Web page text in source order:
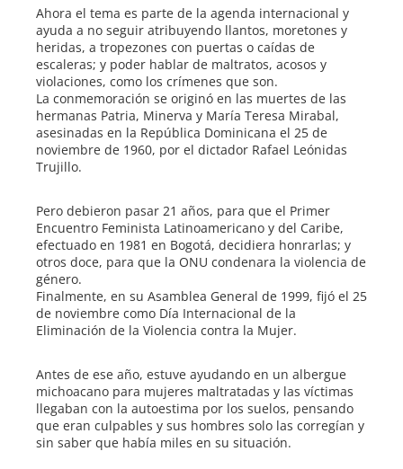
Ahora el tema es parte de la agenda internacional y
ayuda a no seguir atribuyendo llantos, moretones y
heridas, a tropezones con puertas o caídas de
escaleras; y poder hablar de maltratos, acosos y
violaciones, como los crímenes que son.
La conmemoración se originó en las muertes de las
hermanas Patria, Minerva y María Teresa Mirabal,
asesinadas en la República Dominicana el 25 de
noviembre de 1960, por el dictador Rafael Leónidas
Trujillo.
Pero debieron pasar 21 años, para que el Primer
Encuentro Feminista Latinoamericano y del Caribe,
efectuado en 1981 en Bogotá, decidiera honrarlas; y
otros doce, para que la ONU condenara la violencia de
género.
Finalmente, en su Asamblea General de 1999, fijó el 25
de noviembre como Día Internacional de la
Eliminación de la Violencia contra la Mujer.
Antes de ese año, estuve ayudando en un albergue
michoacano para mujeres maltratadas y las víctimas
llegaban con la autoestima por los suelos, pensando
que eran culpables y sus hombres solo las corregían y
sin saber que había miles en su situación.